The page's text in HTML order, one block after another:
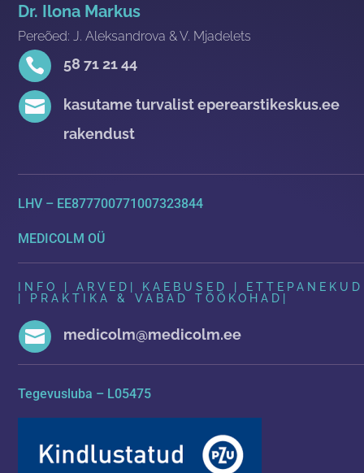
Dr. Ilona Markus
Pereõed: J. Aleksandrova & V. Mjadelets
 58 71 21 44

kasutame turvalist eperearstikeskus.ee
rakendust
LHV – EE877700771007323844
MEDICOLM OÜ
INFO | ARVED
KAEBUSED | ETTEPANEKUD
| PRAKTIKA & VABAD TÖÖKOHAD
 medicolm@medicolm.ee
Tegevusluba – L05475